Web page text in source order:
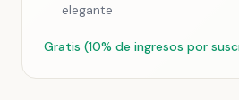
elegante
Gratis (10% de ingresos por